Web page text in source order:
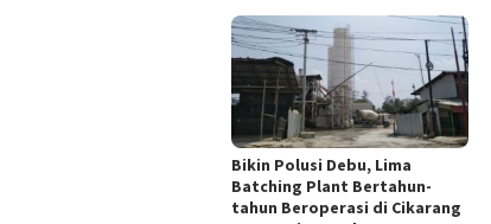
Bikin Polusi Debu, Lima
Batching Plant Bertahun-
tahun Beroperasi di Cikarang